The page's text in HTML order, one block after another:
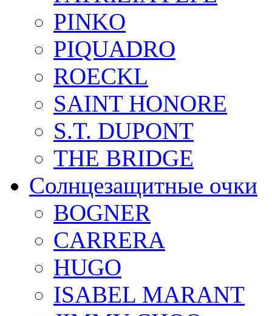
PINKO
PIQUADRO
ROECKL
SAINT HONORE
S.T. DUPONT
THE BRIDGE
Солнцезащитные очки
BOGNER
CARRERA
HUGO
ISABEL MARANT